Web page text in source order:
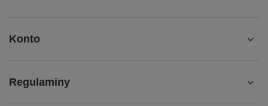
Konto
Regulaminy